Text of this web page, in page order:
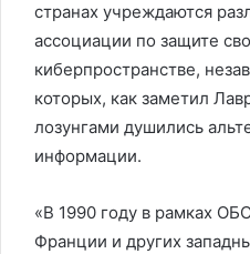
странах учреждаются
ассоциации по защите
киберпространстве,
которых, как заметил
лозунгами душились
информации.
«В 1990 году в рамках
Франции и других